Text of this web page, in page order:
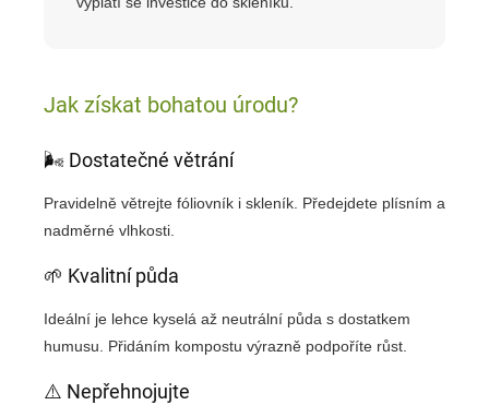
Jak získat bohatou úrodu?
🌬️ Dostatečné větrání
Pravidelně větrejte fóliovník i skleník. Předejdete plísním a
nadměrné vlhkosti.
🌱 Kvalitní půda
Ideální je lehce kyselá až neutrální půda s dostatkem
humusu. Přidáním kompostu výrazně podpoříte růst.
⚠️ Nepřehnojujte